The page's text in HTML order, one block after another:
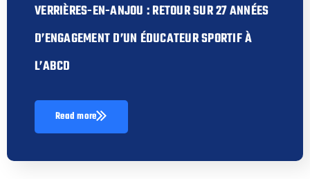
VERRIÈRES-EN-ANJOU : RETOUR SUR 27 ANNÉES
D’ENGAGEMENT D’UN ÉDUCATEUR SPORTIF À
L’ABCD
Read more